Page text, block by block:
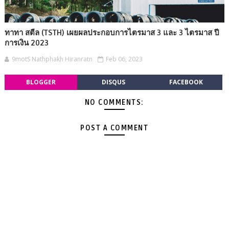
ทาทา สตีล (TSTH) เผยผลประกอบการไตรมาส 3 และ 3 ไตรมาส ปี
การเงิน 2023
9motS Nathphakh Hiranratn Feb 06, 2023
BLOGGER DISQUS FACEBOOK
NO COMMENTS:
POST A COMMENT